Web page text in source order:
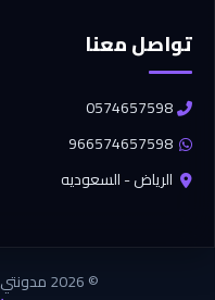
تواصل معنا
0574657598
966574657598
الرياض - السعوديه
© 2026 مدونتي. جميع الحقوق محفوظة.